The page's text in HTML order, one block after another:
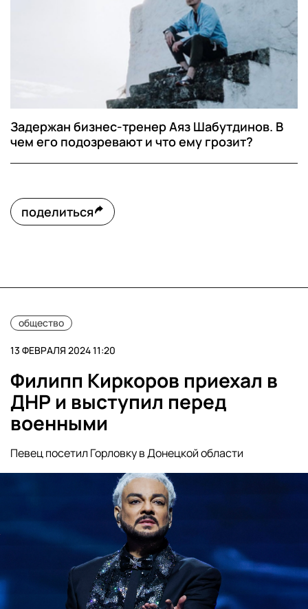
Задержан бизнес-тренер Аяз Шабутдинов. В
чем его подозревают и что ему грозит?
поделиться
общество
13 ФЕВРАЛЯ 2024 11:20
Филипп Киркоров приехал в
ДНР и выступил перед
военными
Певец посетил Горловку в Донецкой области